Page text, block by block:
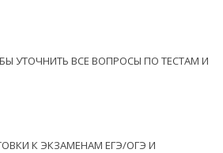
УТОЧНИТЬ ВСЕ ВОПРОСЫ ПО ТЕСТАМ И
К ЭКЗАМЕНАМ ЕГЭ/ОГЭ И